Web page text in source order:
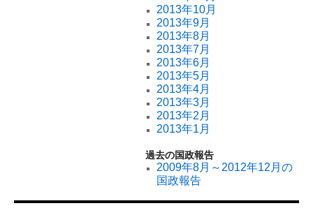
2013年10月
2013年9月
2013年8月
2013年7月
2013年6月
2013年5月
2013年4月
2013年3月
2013年2月
2013年1月
過去の国政報告
2009年8月～2012年12月の
国政報告